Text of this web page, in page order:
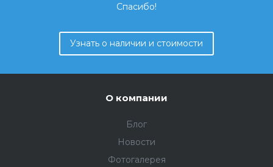
Спасибо!
Узнать о наличии и стоимости
О компании
Блог
Новости
Фотогалерея